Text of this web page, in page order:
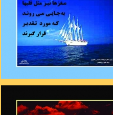
می میرم
از شاخه اگر نچینمت می میرم
بی حوصله ام
یک روز اگر نبینمت می میرم
تراشی ست ،
هزار راه نرفته وجود دارد